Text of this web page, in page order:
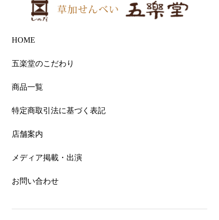
HOME
五楽堂のこだわり
商品一覧
特定商取引法に基づく表記
店舗案内
メディア掲載・出演
お問い合わせ